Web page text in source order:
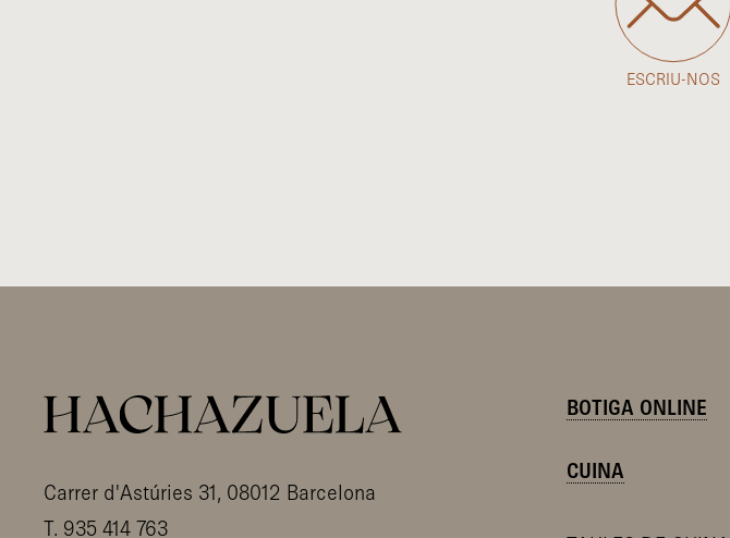
ESCRIU-NOS
Carrer d'Astúries 31, 08012 Barcelona
T. 935 414 763
BOTIGA ONLINE
CUINA